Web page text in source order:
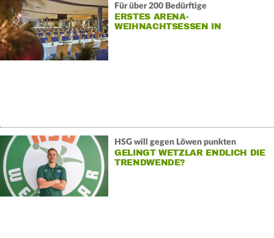
Für über 200 Bedürftige
ERSTES ARENA-
WEIHNACHTSESSEN IN
HSG will gegen Löwen punkten
GELINGT WETZLAR ENDLICH DIE
TRENDWENDE?